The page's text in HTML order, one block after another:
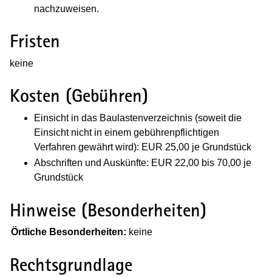
nachzuweisen.
Fristen
keine
Kosten (Gebühren)
Einsicht in das Baulastenverzeichnis (soweit die
Einsicht nicht in einem gebührenpflichtigen
Verfahren gewährt wird): EUR 25,00 je Grundstück
Abschriften und Auskünfte: EUR 22,00 bis 70,00 je
Grundstück
Hinweise (Besonderheiten)
(Wird in einem neuen Fenster geöffnet)
Örtliche Besonderheiten: keine
Rechtsgrundlage